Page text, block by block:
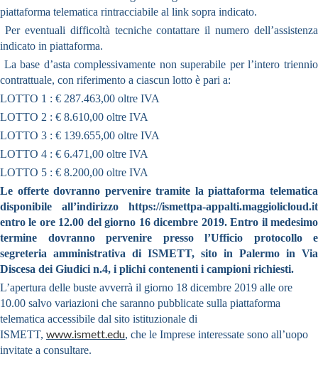
piattaforma telematica rintracciabile al link sopra indicato.
Per eventuali difficoltà tecniche contattare il numero dell’assistenza
indicato in piattaforma.
La base d’asta complessivamente non superabile per l’intero triennio
contrattuale, con riferimento a ciascun lotto è pari a:
LOTTO 1 : € 287.463,00 oltre IVA
LOTTO 2 : € 8.610,00 oltre IVA
LOTTO 3 : € 139.655,00 oltre IVA
LOTTO 4 : € 6.471,00 oltre IVA
LOTTO 5 : € 8.200,00 oltre IVA
Le offerte dovranno pervenire tramite la piattaforma telematica
disponibile all’indirizzo https://ismettpa-appalti.maggiolicloud.it
entro le ore 12.00 del giorno 16 dicembre 2019. Entro il medesimo
termine dovranno pervenire presso l’Ufficio protocollo e
segreteria amministrativa di ISMETT, sito in Palermo in Via
Discesa dei Giudici n.4, i plichi contenenti i campioni richiesti.
L’apertura delle buste avverrà il giorno 18 dicembre 2019 alle ore
10.00 salvo variazioni che saranno pubblicate sulla piattaforma
telematica accessibile dal sito istituzionale di
ISMETT, www.ismett.edu, che le Imprese interessate sono all’uopo
invitate a consultare.